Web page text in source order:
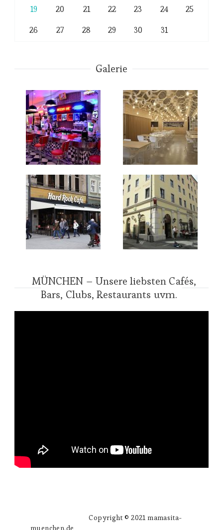
19
20 21 22 23 24
25
26
27 28 29 30 31
Galerie
MÜNCHEN – Unsere liebsten Cafés,
Bars, Clubs, Restaurants uvm.